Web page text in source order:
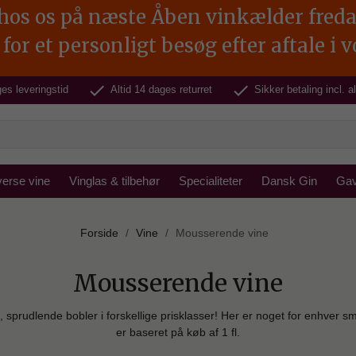
os på næste Åben vinkælder
for et personligt besøg efter aftale i
leveringstid check Altid 14 dages returret check Sikker betaling incl.
vine Vinglas & tilbehør Specialiteter Dansk Gin
Forside Vine Mousserende vine
Mousserende vine
sprudlende bobler i forskellige prisklasser! Her er noget for enhver
er baseret på køb af 1 fl.